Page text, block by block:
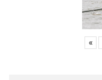
«